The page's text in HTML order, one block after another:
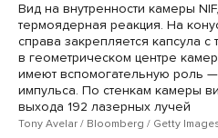
Вид на внутренности камеры
термоядерная реакция. На
справа закрепляется капсула
в геометрическом центре
имеют вспомогательную роль
импульса. По стенкам камеры
выхода 192 лазерных лучей
Tony Avelar / Bloomberg / Getty